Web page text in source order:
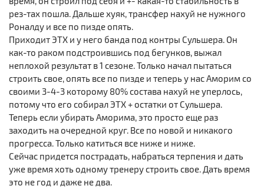
рез-тах пошла. Дальше хуяк, трансфер нахуй не нужного
Роналду и все по пизде опять.
Приходит ЭТХ и у него банда под контры Сульшера. Он
как-то раком подстроившись под бегунков, выжал
неплохой результат в 1 сезоне. Только начал пытаться
строить свое, опять все по пизде и теперь у нас Аморим со
своими 3-4-3 которому 80% состава нахуй не уперлось,
потому что его собирал ЭТХ + остатки от Сульшера.
Теперь если убирать Аморима, это просто еще раз
заходить на очередной круг. Все по новой и никакого
прогресса. Только катиться все ниже и ниже.
Сейчас придется пострадать, набраться терпения и дать
уже время хоть одному тренеру строить свое. Дать время
это не год и даже не два.